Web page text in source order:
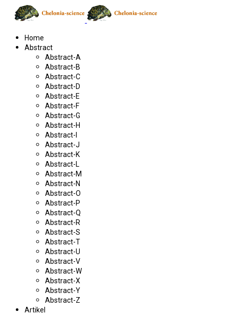
Home
Abstract
Abstract-A
Abstract-B
Abstract-C
Abstract-D
Abstract-E
Abstract-F
Abstract-G
Abstract-H
Abstract-I
Abstract-J
Abstract-K
Abstract-L
Abstract-M
Abstract-N
Abstract-O
Abstract-P
Abstract-Q
Abstract-R
Abstract-S
Abstract-T
Abstract-U
Abstract-V
Abstract-W
Abstract-X
Abstract-Y
Abstract-Z
Artikel